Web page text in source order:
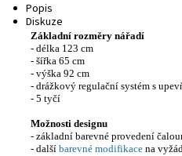
Popis
Diskuze
Základní rozměry nářadí
- délka 123 cm
- šířka 65 cm
- výška 92 cm
- drážkový regulační systém s
- 5 tyčí
Možnosti designu
- základní barevné provedení
- další barevné modifikace na